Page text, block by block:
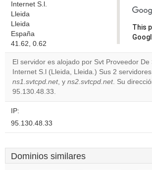
Internet S.l.
Lleida
Lleida
España
41.62, 0.62
This
Do
El servidor es alojado por Svt Proveedor De
Internet S.l (Lleida, Lleida.) Sus 2
ns1.svtcpd.net, y ns2.svtcpd.net. Su
95.130.48.33.
IP:
95.130.48.33
Dominios similares